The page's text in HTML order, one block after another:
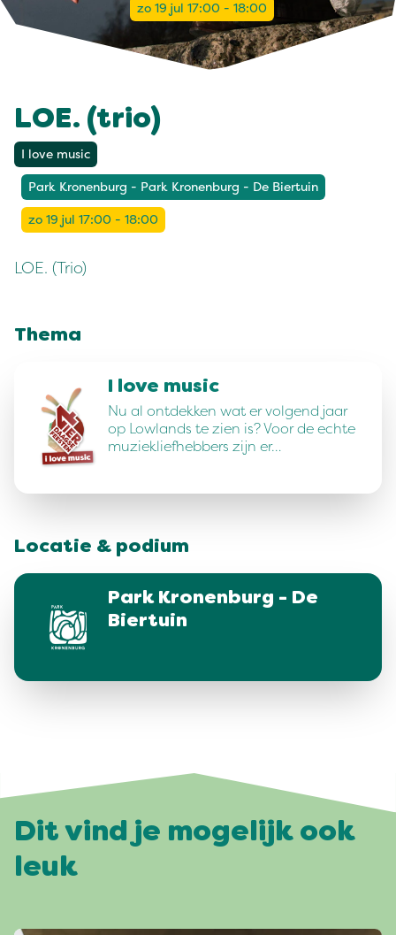
zo 19 jul 17:00 - 18:00
LOE. (trio)
I love music
Park Kronenburg - Park Kronenburg - De Biertuin
zo 19 jul 17:00 - 18:00
LOE. (Trio)
Thema
I love music
Nu al ontdekken wat er volgend jaar
op Lowlands te zien is? Voor de echte
muziekliefhebbers zijn er…
Locatie & podium
Park Kronenburg - De
Biertuin
Dit vind je mogelijk ook
leuk